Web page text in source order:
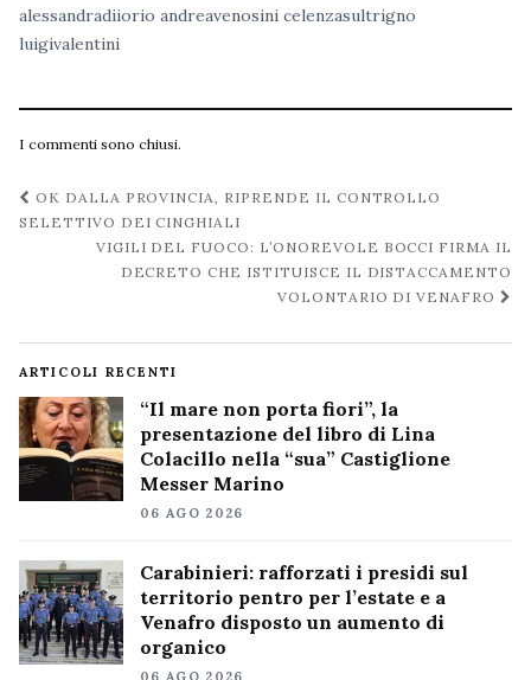
alessandradiiorio andreavenosini celenzasultrigno
luigivalentini
I commenti sono chiusi.
Navigazione
post
OK DALLA PROVINCIA, RIPRENDE IL CONTROLLO
SELETTIVO DEI CINGHIALI
VIGILI DEL FUOCO: L’ONOREVOLE BOCCI FIRMA IL
DECRETO CHE ISTITUISCE IL DISTACCAMENTO
VOLONTARIO DI VENAFRO
ARTICOLI RECENTI
“Il mare non porta fiori”, la
presentazione del libro di Lina
Colacillo nella “sua” Castiglione
Messer Marino
06 AGO 2026
Carabinieri: rafforzati i presidi sul
territorio pentro per l’estate e a
Venafro disposto un aumento di
organico
06 AGO 2026